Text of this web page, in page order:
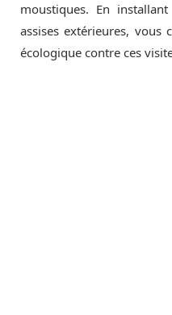
moustiques. En
assises extérieures, vous
écologique contre ces